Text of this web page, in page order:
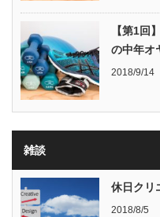
【第1回
の中年オ
2018/9/14
雑談
休日クリ
2018/8/5